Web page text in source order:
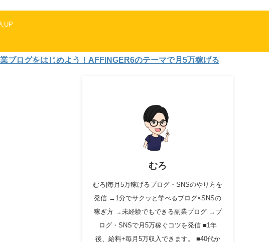
UP
グをはじめよう！AFFINGER6のテーマで月5万稼げる
むろ
むろ|毎月5万稼げるブログ・SNSのやり方を
発信 →1分でサクッと学べるブログ×SNSの
稼ぎ方 →未経験でもできる副業ブログ →ブ
ログ・SNSで月5万稼ぐコツを発信 ■1年
後、給料+毎月5万収入できます。 ■40代か